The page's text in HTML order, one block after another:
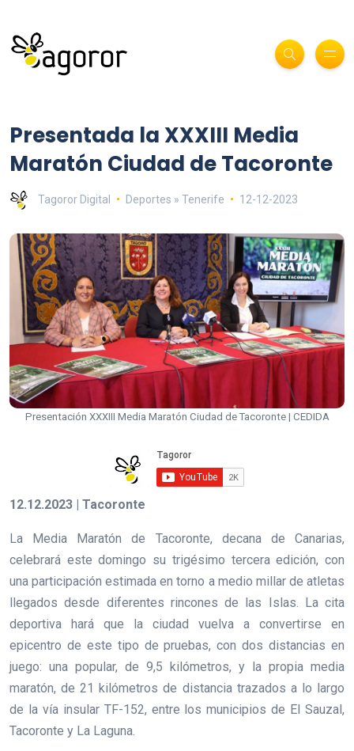
Presentada la XXXIII Media
Maratón Ciudad de Tacoronte
Tagoror Digital Deportes » Tenerife 12-12-2023
Presentación XXXIII Media Maratón Ciudad de Tacoronte | CEDIDA
12.12.2023 | Tacoronte
La Media Maratón de Tacoronte, decana de Canarias,
celebrará este domingo su trigésimo tercera edición, con
una participación estimada en torno a medio millar de atletas
llegados desde diferentes rincones de las Islas. La cita
deportiva hará que la ciudad vuelva a convertirse en
epicentro de este tipo de pruebas, con dos distancias en
juego: una popular, de 9,5 kilómetros, y la propia media
maratón, de 21 kilómetros de distancia trazados a lo largo
de la vía insular TF-152, entre los municipios de El Sauzal,
Tacoronte y La Laguna.